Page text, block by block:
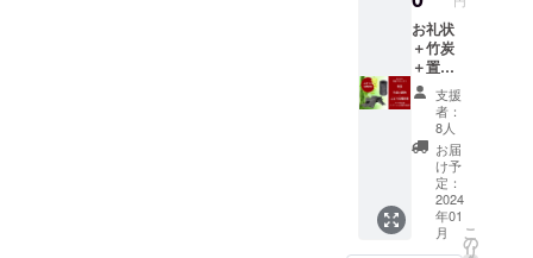
ない貴
重なも
ので
す。 １
枚もの
の瓦状
の竹炭
程度。
重さは
約250グ
ラムを
入れて
いま
た高品
質なも
ので
す。
■竹炭で
できた
筒状
（ペン
立ての
ような
かたち
です）
の置物
お礼状
＋竹炭
＋置物
＋ぶど
う収穫
体験 ●
置物と
竹炭ス
ティッ
クの
セット
です。
支援
者：
8人
お届
け予
定：
2024
年01
月
こ
の
リ